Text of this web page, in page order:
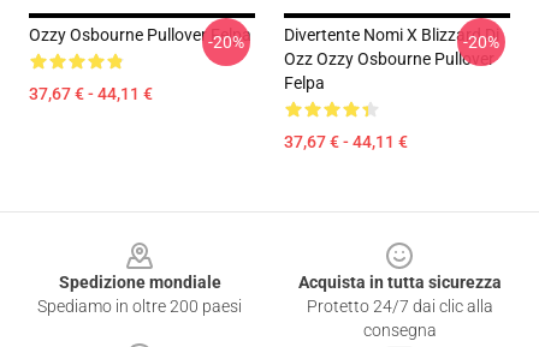
Ozzy Osbourne Pullover Felpa
37,67 € - 44,11 €
-20%
Divertente Nomi X Blizzard Di
Ozz Ozzy Osbourne Pullover
Felpa
37,67 € - 44,11 €
-20%
Spedizione mondiale
Spediamo in oltre 200 paesi
Acquista in tutta sicurezza
Protetto 24/7 dai clic alla
consegna